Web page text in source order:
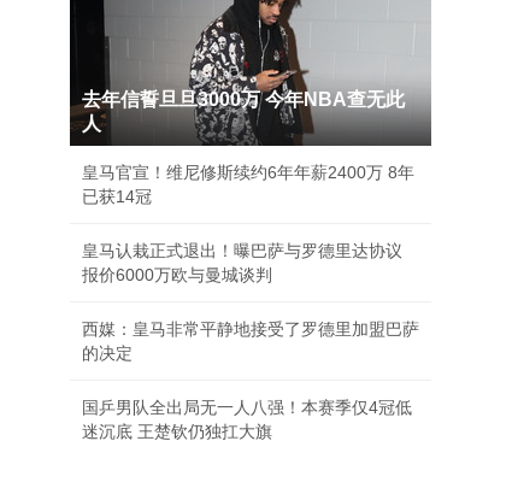
去年信誓旦旦3000万 今年NBA查无此
人
皇马官宣！维尼修斯续约6年年薪2400万 8年
已获14冠
皇马认栽正式退出！曝巴萨与罗德里达协议
报价6000万欧与曼城谈判
西媒：皇马非常平静地接受了罗德里加盟巴萨
的决定
国乒男队全出局无一人八强！本赛季仅4冠低
迷沉底 王楚钦仍独扛大旗